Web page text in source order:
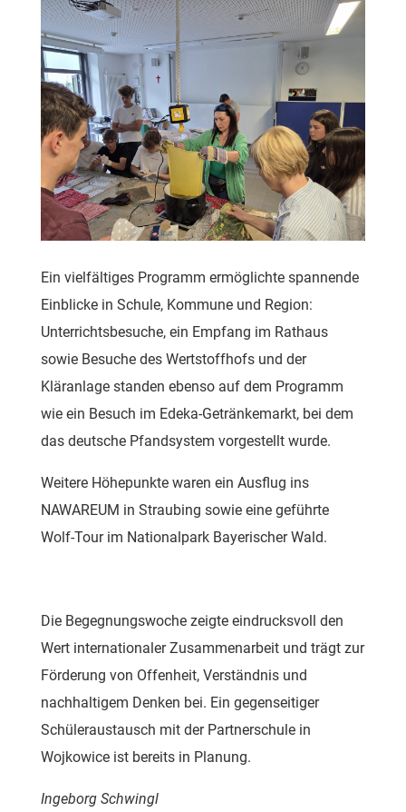
Ein vielfältiges Programm ermöglichte spannende
Einblicke in Schule, Kommune und Region:
Unterrichtsbesuche, ein Empfang im Rathaus
sowie Besuche des Wertstoffhofs und der
Kläranlage standen ebenso auf dem Programm
wie ein Besuch im Edeka-Getränkemarkt, bei dem
das deutsche Pfandsystem vorgestellt wurde.
Weitere Höhepunkte waren ein Ausflug ins
NAWAREUM in Straubing sowie eine geführte
Wolf-Tour im Nationalpark Bayerischer Wald.
Die Begegnungswoche zeigte eindrucksvoll den
Wert internationaler Zusammenarbeit und trägt zur
Förderung von Offenheit, Verständnis und
nachhaltigem Denken bei. Ein gegenseitiger
Schüleraustausch mit der Partnerschule in
Wojkowice ist bereits in Planung.
Ingeborg Schwingl